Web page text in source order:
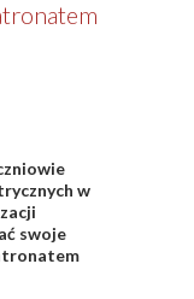
w
swoje